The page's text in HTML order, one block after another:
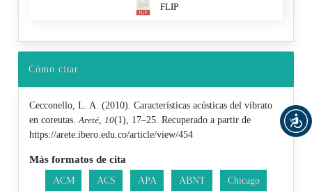
FLIP
Cómo citar
Cecconello, L. A. (2010). Características acústicas del vibrato
en coreutas.Areté,10(1), 17–25. Recuperado a partir de
https://arete.ibero.edu.co/article/view/454
Más formatos de cita
ACM ACS APA ABNT Chicago